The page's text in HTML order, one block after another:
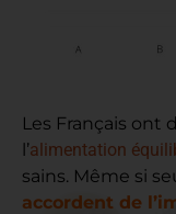
Les Français ont
l’alimentation
sains. Même si
accordent de